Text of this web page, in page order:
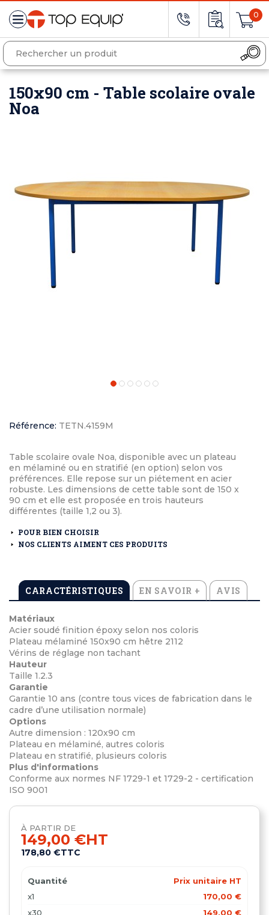
0
150x90 cm - Table scolaire ovale
Noa
Référence: TETN.4159M
Table scolaire ovale Noa, disponible avec un plateau
en mélaminé ou en stratifié (en option) selon vos
préférences. Elle repose sur un piétement en acier
robuste. Les dimensions de cette table sont de 150 x
90 cm et elle est proposée en trois hauteurs
différentes (taille 1,2 ou 3).
POUR BIEN CHOISIR
NOS CLIENTS AIMENT CES PRODUITS
CARACTÉRISTIQUES EN SAVOIR + AVIS
Matériaux
Acier soudé finition époxy selon nos coloris
Plateau mélaminé 150x90 cm hêtre 2112
Vérins de réglage non tachant
Hauteur
Taille 1.2.3
Garantie
Garantie 10 ans (contre tous vices de fabrication dans le
cadre d’une utilisation normale)
Options
Autre dimension : 120x90 cm
Plateau en mélaminé, autres coloris
Plateau en stratifié, plusieurs coloris
Plus d'informations
Conforme aux normes NF 1729-1 et 1729-2 - certification
ISO 9001
À PARTIR DE
149,00 €HT
178,80 €TTC
Quantité
Prix unitaire HT
x1
170,00 €
x30
149,00 €